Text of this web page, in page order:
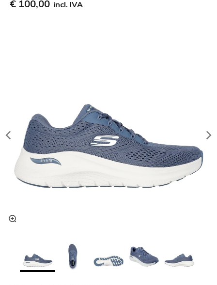
€ 100,00 incl. IVA